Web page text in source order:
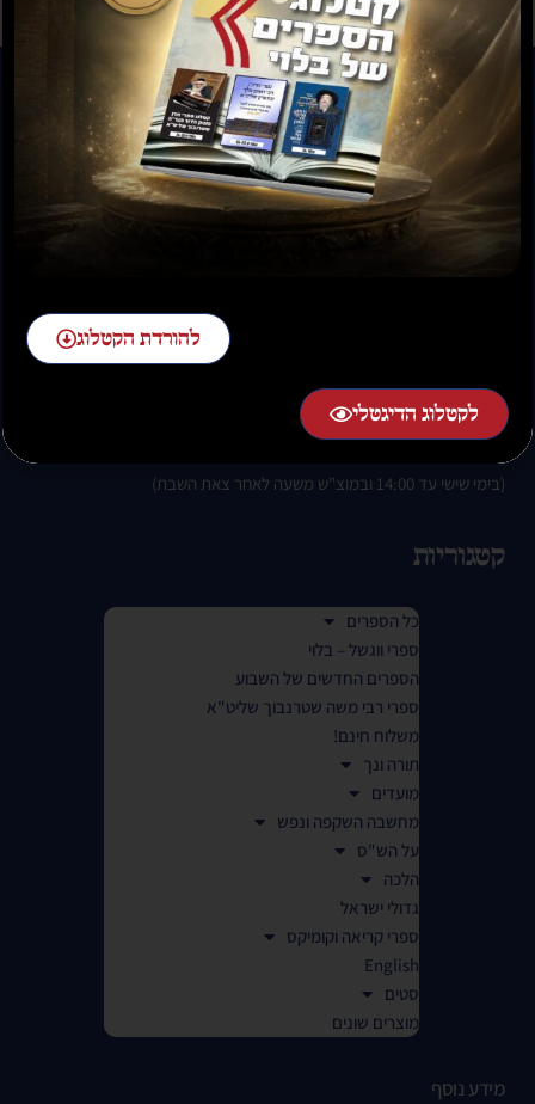
להזמנות חייגו:
בימים א-ה בין השעות 07:00 בבוקר עד 01:00 בלילה.
(בימי שישי עד 14:00 ובמוצ"ש משעה לאחר צאת השבת)
קטגוריות
כל הספרים
ספרי ווגשל – בלוי
הספרים החדשים של השבוע
ספרי רבי משה שטרנבוך שליט"א
משלוח חינם!
תורה ונך
מועדים
מחשבה השקפה ונפש
על הש"ס
הלכה
גדולי ישראל
ספרי קריאה וקומיקס
English
סטים
מוצרים שונים
מידע נוסף
להורדת הקטלוג
לקטלוג הדיגטלי